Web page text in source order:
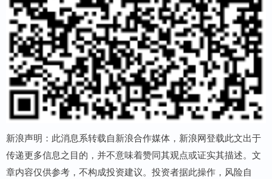
新浪声明：此消息系转载自新浪合作媒体，新浪网登载此文出于
传递更多信息之目的，并不意味着赞同其观点或证实其描述。文
章内容仅供参考，不构成投资建议。投资者据此操作，风险自